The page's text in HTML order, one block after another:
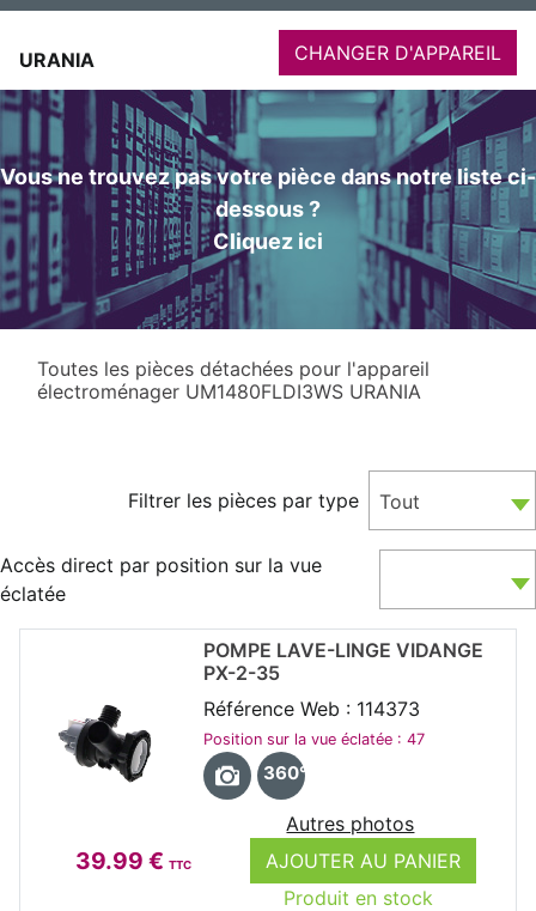
URANIA CHANGER D'APPAREIL
Vous ne trouvez pas votre pièce dans notre liste ci-
dessous ?
Cliquez ici
Toutes les pièces détachées pour l'appareil
électroménager UM1480FLDI3WS URANIA
Filtrer les pièces par type Tout
Accès direct par position sur la vue
éclatée
39.99 € TTC
AJOUTER AU PANIER
Produit en stock
POMPE LAVE-LINGE VIDANGE
PX-2-35
Référence Web : 114373
Position sur la vue éclatée : 47
360°
Autres photos